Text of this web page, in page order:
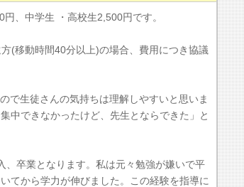
、中学生 ・高校生2,500円です。
(移動時間40分以上)の場合、費用につき協議
生徒さんの気持ちは理解しやすいと思いま
中できなかったけど、先生とならできた」と
卒業となります。私は元々勉強が嫌いで平
てから学力が伸びました。この経験を指導に